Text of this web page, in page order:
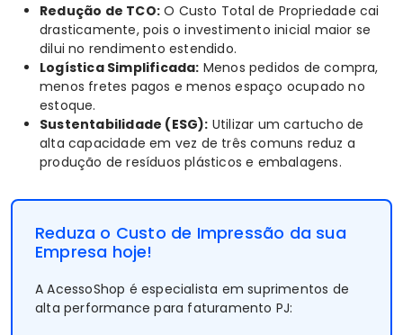
Redução de TCO: O Custo Total de Propriedade cai
drasticamente, pois o investimento inicial maior se
dilui no rendimento estendido.
Logística Simplificada: Menos pedidos de compra,
menos fretes pagos e menos espaço ocupado no
estoque.
Sustentabilidade (ESG): Utilizar um cartucho de
alta capacidade em vez de três comuns reduz a
produção de resíduos plásticos e embalagens.
Reduza o Custo de Impressão da sua
Empresa hoje!
AAcessoShop é especialista em suprimentos de
alta performance para faturamento PJ: